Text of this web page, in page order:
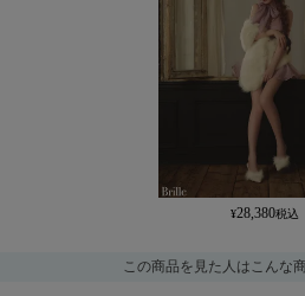
28,380
この商品を見た人はこんな